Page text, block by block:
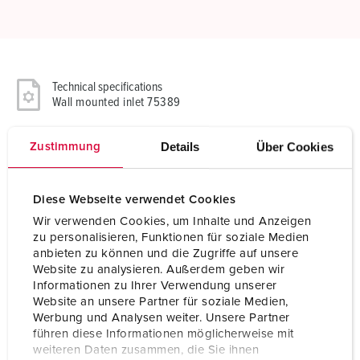
Zustimmung Details Über Cookies
Diese Webseite verwendet Cookies
Wir verwenden Cookies, um Inhalte und Anzeigen
zu personalisieren, Funktionen für soziale Medien
anbieten zu können und die Zugriffe auf unsere
Website zu analysieren. Außerdem geben wir
Informationen zu Ihrer Verwendung unserer
Website an unsere Partner für soziale Medien,
Werbung und Analysen weiter. Unsere Partner
führen diese Informationen möglicherweise mit
weiteren Daten zusammen, die Sie ihnen
Technical specifications
Wall mounted inlet 75389
Ampere
Clock position 6 h
Hertz 50-60 Hz
Connection technology Screw terminals
Contact standard